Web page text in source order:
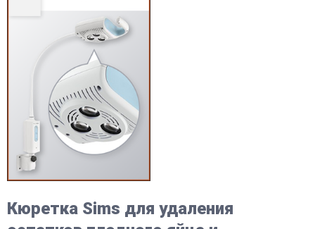
Кюретка Sims для удаления